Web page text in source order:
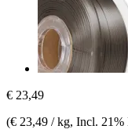
€ 23,49
(€ 23,49 / kg, Incl.